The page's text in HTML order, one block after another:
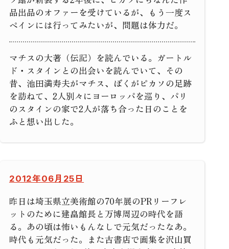
品出品のオファーを受けているが、もう一度ス
ペインには行ってみたいが、問題は体力だ。
マチスの大著（伝記）を読んでいる。ガートル
ド・スタインとの出会いを読んでいて、その
昔、池田満寿夫がマチス、ぼくがピカソの足跡
を訪ねて、2人別々にヨーロッパを巡り、パリ
のスタインの家で2人が落ち合った日のことを
ふと想い出した。
2012年06月25日
昨日は埼玉県立美術館の70年展のPRリーフレ
ットのために建畠館長と万博周辺の時代を語
る。あの頃は怖いもんなしで元気だったなあ。
時代も元気だった。また古書店で画集を沢山買